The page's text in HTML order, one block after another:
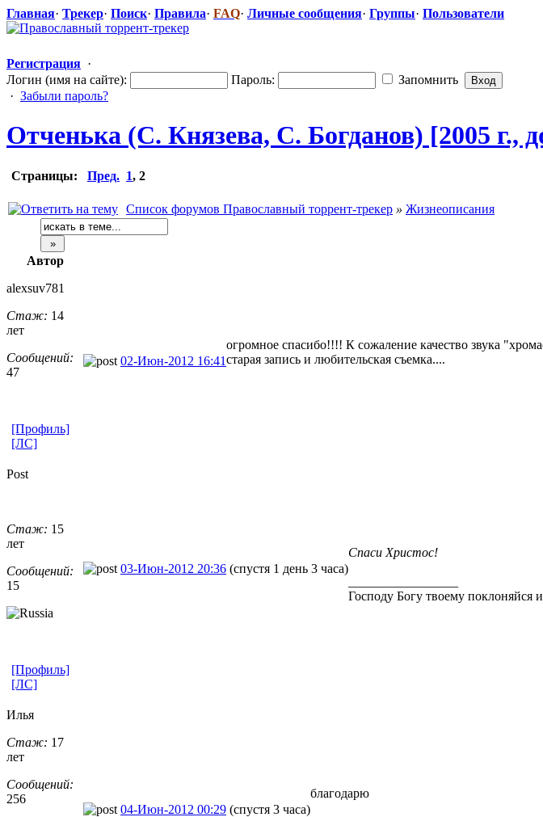
Главная· Трекер· Поиск· Правила· FAQ· Личные сообщения· Группы· Пользователи
Регистрация ·
Логин (имя на сайте):
Пароль:
Запомнить
· Забыли пароль?
Отченька (С. Князева, С. Богданов) [2005 г.,
Страницы: Пред. 1, 2
Список форумов Православный торрент-трекер » Жизнеописания
Автор
alexsuv781
Стаж: 14
лет
Сообщений:
47
02-Июн-2012 16:41
огромное спасибо!!!! К сожаление качество звука
старая запись и любительская съемка....
[Профиль]
[ЛС]
Post
Стаж: 15
лет
Сообщений:
15
03-Июн-2012 20:36 (спустя 1 день 3 часа)
Спаси Христос!
Господу Богу твоему
[Профиль]
[ЛС]
Илья
Стаж: 17
лет
Сообщений:
256
04-Июн-2012 00:29 (спустя 3 часа)
благодарю